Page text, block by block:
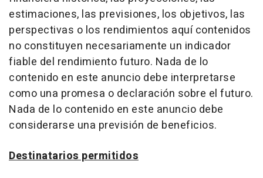
estimaciones, las previsiones, los objetivos, las
perspectivas o los rendimientos aquí contenidos
no constituyen necesariamente un indicador
fiable del rendimiento futuro. Nada de lo
contenido en este anuncio debe interpretarse
como una promesa o declaración sobre el futuro.
Nada de lo contenido en este anuncio debe
considerarse una previsión de beneficios.
Destinatarios permitidos